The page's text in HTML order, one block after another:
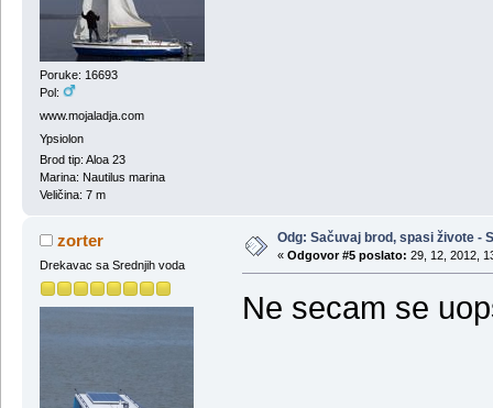
Poruke: 16693
Pol:
www.mojaladja.com
Ypsiolon
Brod tip: Aloa 23
Marina: Nautilus marina
Veličina: 7 m
zorter
Drekavac sa Srednjih voda
Odg: Sačuvaj brod, spasi živote -
« Odgovor #5 poslato: 29, 12, 2012,
Ne secam se